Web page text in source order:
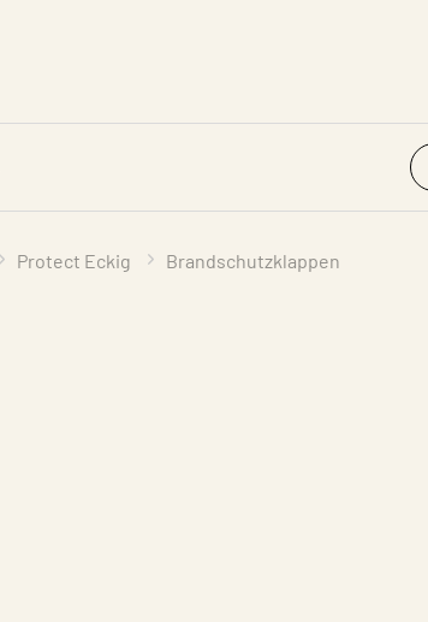
Protect Eckig Brandschutzklappen